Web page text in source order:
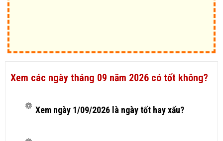
Xem các ngày tháng 09 năm 2026 có tốt không?
Xem ngày 1/09/2026 là ngày tốt hay xấu?